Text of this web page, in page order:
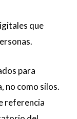
que
para
no como silos.
referencia